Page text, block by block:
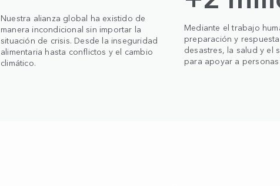
Nuestra alianza global ha existido de
manera incondicional sin importar la
situación de crisis. Desde la inseguridad
alimentaria hasta conflictos y el cambio
climático.
Mediante el trabajo
preparación y
desastres, la salud y el
para apoyar a